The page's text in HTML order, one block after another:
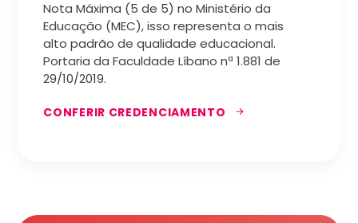
Nota Máxima (5 de 5) no Ministério da
Educação (MEC), isso representa o mais
alto padrão de qualidade educacional.
Portaria da Faculdade Líbano nª 1.881 de
29/10/2019.
CONFERIR CREDENCIAMENTO